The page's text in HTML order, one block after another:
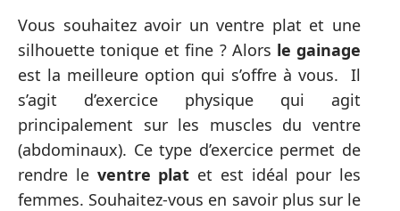
Vous souhaitez avoir un ventre plat et une
silhouette tonique et fine ? Alors le gainage
est la meilleure option qui s’offre à vous. Il
s’agit d’exercice physique qui agit
principalement sur les muscles du ventre
(abdominaux). Ce type d’exercice permet de
rendre le ventre plat et est idéal pour les
femmes. Souhaitez-vous en savoir plus sur le